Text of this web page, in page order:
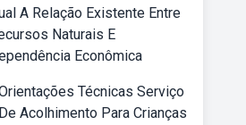
A Relação Existente Entre
Naturais E
Econômica
Técnicas Serviço
De Acolhimento Para Crianças